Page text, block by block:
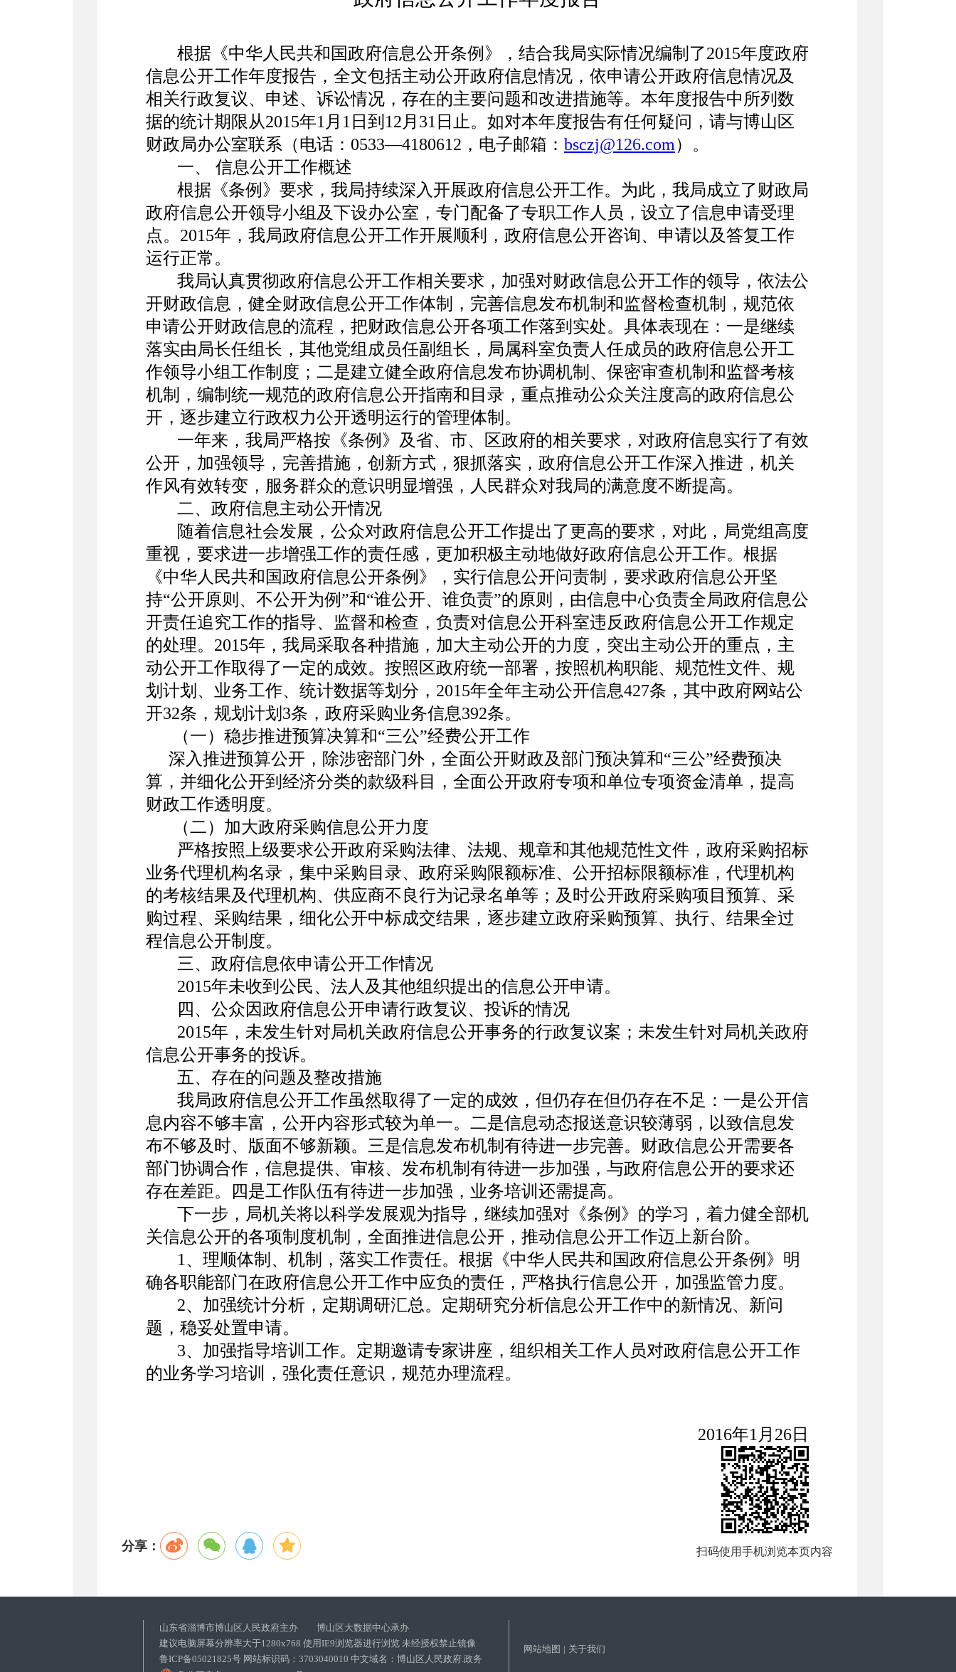
根据《中华人民共和国政府信息公开条例》，结合我局实际情况编制了2015年度政府
信息公开工作年度报告，全文包括主动公开政府信息情况，依申请公开政府信息情况及
相关行政复议、申述、诉讼情况，存在的主要问题和改进措施等。本年度报告中所列数
据的统计期限从2015年1月1日到12月31日止。如对本年度报告有任何疑问，请与博山区
财政局办公室联系（电话：0533—4180612，电子邮箱： bsczj@126.com）。
一、 信息公开工作概述
根据《条例》要求，我局持续深入开展政府信息公开工作。为此，我局成立了财政局
政府信息公开领导小组及下设办公室，专门配备了专职工作人员，设立了信息申请受理
点。2015年，我局政府信息公开工作开展顺利，政府信息公开咨询、申请以及答复工作
运行正常。
我局认真贯彻政府信息公开工作相关要求，加强对财政信息公开工作的领导，依法公
开财政信息，健全财政信息公开工作体制，完善信息发布机制和监督检查机制，规范依
申请公开财政信息的流程，把财政信息公开各项工作落到实处。具体表现在：一是继续
落实由局长任组长，其他党组成员任副组长，局属科室负责人任成员的政府信息公开工
作领导小组工作制度；二是建立健全政府信息发布协调机制、保密审查机制和监督考核
机制，编制统一规范的政府信息公开指南和目录，重点推动公众关注度高的政府信息公
开，逐步建立行政权力公开透明运行的管理体制。
一年来，我局严格按《条例》及省、市、区政府的相关要求，对政府信息实行了有效
公开，加强领导，完善措施，创新方式，狠抓落实，政府信息公开工作深入推进，机关
作风有效转变，服务群众的意识明显增强，人民群众对我局的满意度不断提高。
二、政府信息主动公开情况
随着信息社会发展，公众对政府信息公开工作提出了更高的要求，对此，局党组高度
重视，要求进一步增强工作的责任感，更加积极主动地做好政府信息公开工作。根据
《中华人民共和国政府信息公开条例》，实行信息公开问责制，要求政府信息公开坚
持“公开原则、不公开为例”和“谁公开、谁负责”的原则，由信息中心负责全局政府信息公
开责任追究工作的指导、监督和检查，负责对信息公开科室违反政府信息公开工作规定
的处理。2015年，我局采取各种措施，加大主动公开的力度，突出主动公开的重点，主
动公开工作取得了一定的成效。按照区政府统一部署，按照机构职能、规范性文件、规
划计划、业务工作、统计数据等划分，2015年全年主动公开信息427条，其中政府网站公
开32条，规划计划3条，政府采购业务信息392条。
（一）稳步推进预算决算和“三公”经费公开工作
深入推进预算公开，除涉密部门外，全面公开财政及部门预决算和“三公”经费预决
算，并细化公开到经济分类的款级科目，全面公开政府专项和单位专项资金清单，提高
财政工作透明度。
（二）加大政府采购信息公开力度
严格按照上级要求公开政府采购法律、法规、规章和其他规范性文件，政府采购招标
业务代理机构名录，集中采购目录、政府采购限额标准、公开招标限额标准，代理机构
的考核结果及代理机构、供应商不良行为记录名单等；及时公开政府采购项目预算、采
购过程、采购结果，细化公开中标成交结果，逐步建立政府采购预算、执行、结果全过
程信息公开制度。
三、政府信息依申请公开工作情况
2015年未收到公民、法人及其他组织提出的信息公开申请。
四、公众因政府信息公开申请行政复议、投诉的情况
2015年，未发生针对局机关政府信息公开事务的行政复议案；未发生针对局机关政府
信息公开事务的投诉。
五、存在的问题及整改措施
我局政府信息公开工作虽然取得了一定的成效，但仍存在但仍存在不足：一是公开信
息内容不够丰富，公开内容形式较为单一。二是信息动态报送意识较薄弱，以致信息发
布不够及时、版面不够新颖。三是信息发布机制有待进一步完善。财政信息公开需要各
部门协调合作，信息提供、审核、发布机制有待进一步加强，与政府信息公开的要求还
存在差距。四是工作队伍有待进一步加强，业务培训还需提高。
下一步，局机关将以科学发展观为指导，继续加强对《条例》的学习，着力健全部机
关信息公开的各项制度机制，全面推进信息公开，推动信息公开工作迈上新台阶。
1、理顺体制、机制，落实工作责任。根据《中华人民共和国政府信息公开条例》明
确各职能部门在政府信息公开工作中应负的责任，严格执行信息公开，加强监管力度。
2、加强统计分析，定期调研汇总。定期研究分析信息公开工作中的新情况、新问
题，稳妥处置申请。
3、加强指导培训工作。定期邀请专家讲座，组织相关工作人员对政府信息公开工作
的业务学习培训，强化责任意识，规范办理流程。
2016年1月26日
分享： 扫码使用手机浏览本页内容
山东省淄博市博山区人民政府主办 博山区大数据中心承办
建议电脑屏幕分辨率大于1280x768 使用IE9浏览器进行浏览 未经授权禁止镜像
鲁ICP备05021825号 网站标识码：3703040010 中文域名：博山区人民政府.政务
网站地图 | 关于我们